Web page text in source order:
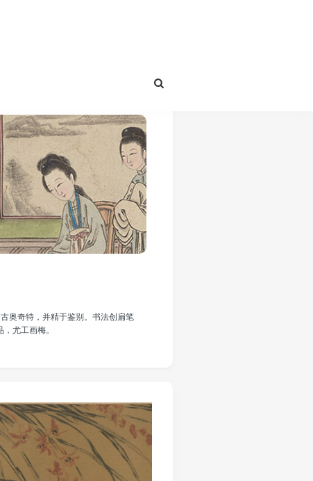
奥奇特，并精于鉴别。书法创扁笔
尤工画梅。